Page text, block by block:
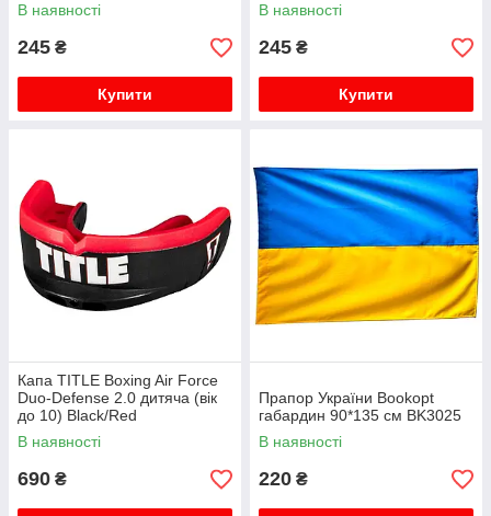
В наявності
245 ₴
Купити
В наявності
245 ₴
Купити
Капа TITLE Boxing Air Force
Duo-Defense 2.0 дитяча (вік
до 10) Black/Red
В наявності
690 ₴
Прапор України Bookopt
габардин 90*135 см BK3025
В наявності
220 ₴